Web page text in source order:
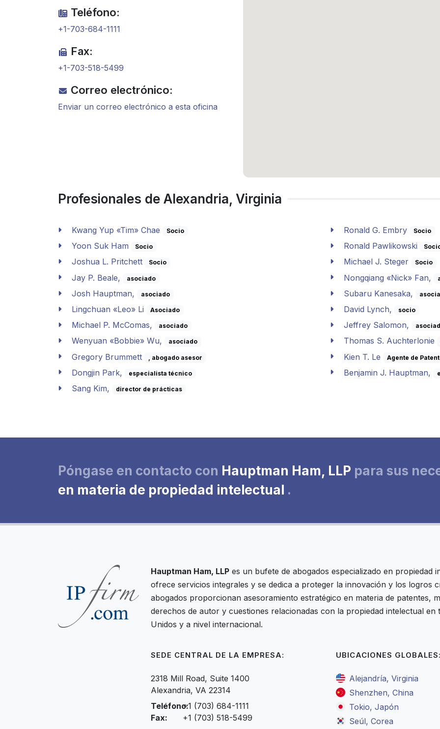
Teléfono:
+1-703-684-1111
Fax:
+1-703-518-5499
Correo electrónico:
Enviar un correo electrónico a esta oficina
Profesionales de Alexandria, Virginia
Kwang Yup «Tim» Chae Socio Ronald G. Embry Socio
Yoon Suk Ham Socio Ronald Pawlikowski
Joshua L. Pritchett Socio Michael J. Steger Socio
Jay P. Beale, asociado Nongqiang «Nick» Fan,
Josh Hauptman, asociado Subaru Kanesaka,
Lingchuan «Leo» Li Asociado David Lynch, socio
Michael P. McComas, asociado Jeffrey Salomon,
Wenyuan «Bobbie» Wu, asociado Thomas S. Auchterlonie
Gregory Brummett , abogado asesor Kien T. Le Agente de
Dongjin Park, especialista técnico Benjamin J. Hauptman,
Sang Kim, director de prácticas
Póngase en contacto con Hauptman Ham, LLP para sus
en materia de propiedad intelectual .
Hauptman Ham, LLPes un bufete de abogados especializado en propiedad
ofrece servicios integrales y se dedica a proteger la innovación y los logros
abogados proporcionan asesoramiento estratégico en materia de patentes,
derechos de autor y cuestiones relacionadas con la propiedad intelectual en
Unidos y a nivel internacional.
SEDE CENTRAL DE LA EMPRESA:
2318 Mill Road, Suite 1400
Alexandria, VA 22314
Teléfono:+1 (703) 684-1111
Fax:
+1 (703) 518-5499
UBICACIONES GLOBALES:
Alejandría, Virginia
Shenzhen, China
Tokio, Japón
Seúl, Corea